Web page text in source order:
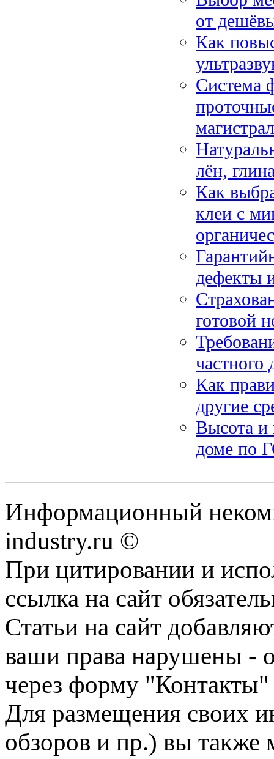
от
Как
Система
лён,
Как
клеи с
дефекты
готовой
Как
другие
Высота и
доме по
Информационный
industry.ru ©
При цитировании и
ссылка на сайт
Статьи на сайт
ваши права нарушены -
через форму "Контакты"
Для размещения своих
обзоров и пр.) вы также